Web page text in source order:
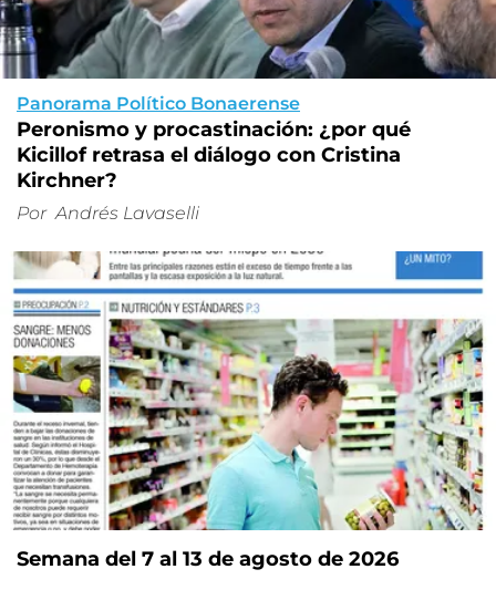
Panorama Político Bonaerense
Peronismo y procastinación: ¿por qué
Kicillof retrasa el diálogo con Cristina
Kirchner?
Por Andrés Lavaselli
Semana del 7 al 13 de agosto de 2026